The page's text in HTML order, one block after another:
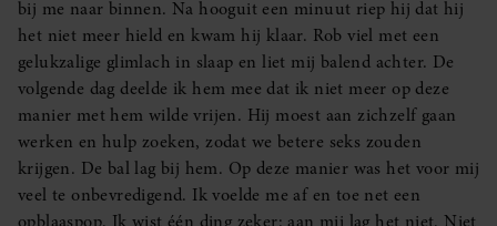
bij me naar binnen. Na hooguit een minuut riep hij dat hij
het niet meer hield en kwam hij klaar. Rob viel met een
gelukzalige glimlach in slaap en liet mij balend achter. De
volgende dag deelde ik hem mee dat ik niet meer op deze
manier met hem wilde vrijen. Hij moest aan zichzelf gaan
werken en hulp zoeken, zodat we betere seks zouden
krijgen. De bal lag bij hem. Op deze manier was het voor mij
veel te onbevredigend. Ik voelde me af en toe net een